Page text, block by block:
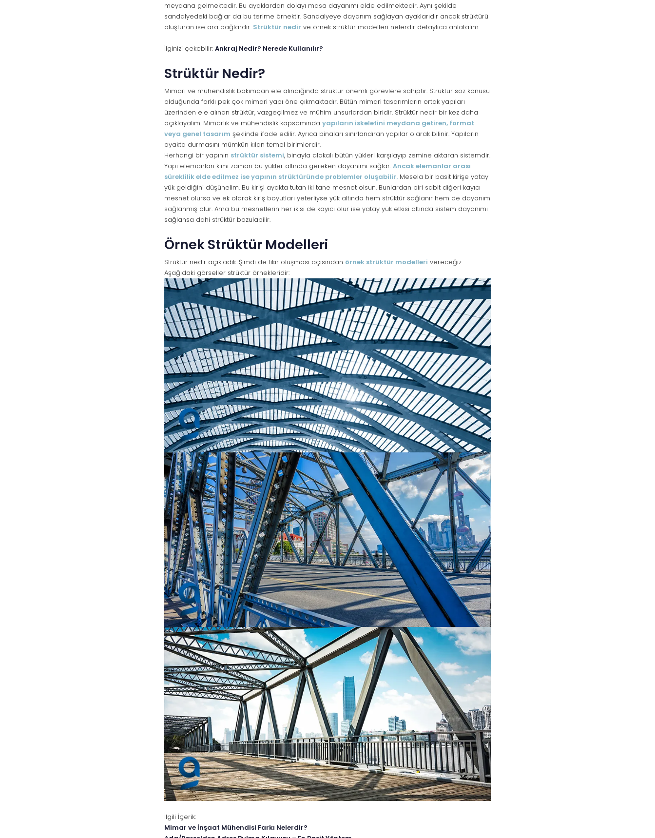
meydana gelmektedir. Bu ayaklardan dolayı masa dayanımı elde edilmektedir. Aynı şekilde
sandalyedeki bağlar da bu terime örnektir. Sandalyeye dayanım sağlayan ayaklarıdır ancak strüktürü
oluşturan ise ara bağlardır. Strüktür nedir ve örnek strüktür modelleri nelerdir detaylıca anlatalım.
İlginizi çekebilir: Ankraj Nedir? Nerede Kullanılır?
Strüktür Nedir?
Mimari ve mühendislik bakımdan ele alındığında strüktür önemli görevlere sahiptir. Strüktür söz konusu
olduğunda farklı pek çok mimari yapı öne çıkmaktadır. Bütün mimari tasarımların ortak yapıları
üzerinden ele alınan strüktür, vazgeçilmez ve mühim unsurlardan biridir. Strüktür nedir bir kez daha
açıklayalım. Mimarlık ve mühendislik kapsamında yapıların iskeletini meydana getiren, format
veya genel tasarım şeklinde ifade edilir. Ayrıca binaları sınırlandıran yapılar olarak bilinir. Yapıların
ayakta durmasını mümkün kılan temel birimlerdir.
Herhangi bir yapının strüktür sistemi, binayla alakalı bütün yükleri karşılayıp zemine aktaran sistemdir.
Yapı elemanları kimi zaman bu yükler altında gereken dayanımı sağlar. Ancak elemanlar arası
süreklilik elde edilmez ise yapının strüktüründe problemler oluşabilir. Mesela bir basit kirişe yatay
yük geldiğini düşünelim. Bu kirişi ayakta tutan iki tane mesnet olsun. Bunlardan biri sabit diğeri kayıcı
mesnet olursa ve ek olarak kiriş boyutları yeterliyse yük altında hem strüktür sağlanır hem de dayanım
sağlanmış olur. Ama bu mesnetlerin her ikisi de kayıcı olur ise yatay yük etkisi altında sistem dayanımı
sağlansa dahi strüktür bozulabilir.
Örnek Strüktür Modelleri
Strüktür nedir açıkladık. Şimdi de fikir oluşması açısından örnek strüktür modelleri vereceğiz.
Aşağıdaki görseller strüktür örnekleridir:
İlgili İçerik:
Mimar ve İnşaat Mühendisi Farkı Nelerdir?